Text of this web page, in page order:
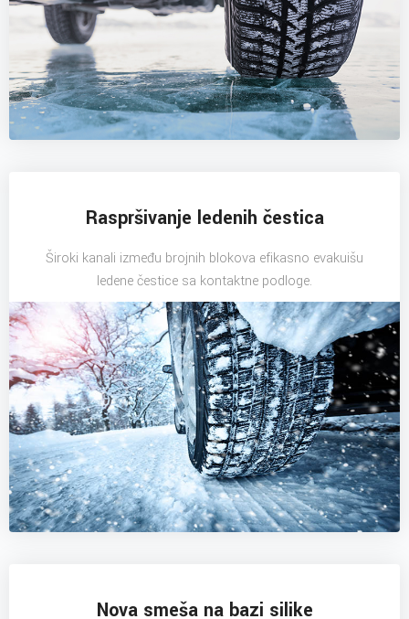
Raspršivanje ledenih čestica
Široki kanali između brojnih blokova efikasno evakuišu
ledene čestice sa kontaktne podloge.
Nova smeša na bazi silike